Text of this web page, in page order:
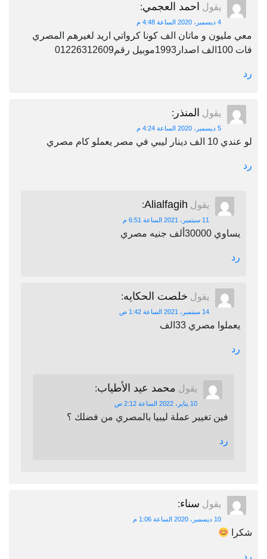
يقول احمد العجمي:
4 ديسمبر، 2020 الساعة 4:48 م
معي مليون و ماتان الف كونا كرواتي اريد لغيرهم المصري
فات 100الف اصدار1993موبيل رقم01226312609
رد
يقول المنذر :
5 ديسمبر، 2020 الساعة 4:24 م
لو عندي 10 الف دينار ليبي في مصر يعملو كام مصري
رد
يقول Alialfagih
:
11 سبتمبر، 2021 الساعة 6:51 م
يساوي 30000ألف جنيه مصري
رد
يقول خلصت الحكايه:
14 سبتمبر، 2021 الساعة 1:42 ص
يعملوا مصري 33الف
رد
يقول محمد عيد الأطياب:
10 يناير، 2022 الساعة 2:12 ص
فين تغيير عملة ليبيا بالمصري من فضلك ؟
رد
يقول سناء:
10 ديسمبر، 2020 الساعة 1:06 م
شكرا
رد